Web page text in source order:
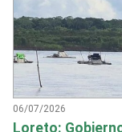
06/07/2026
Loreto: